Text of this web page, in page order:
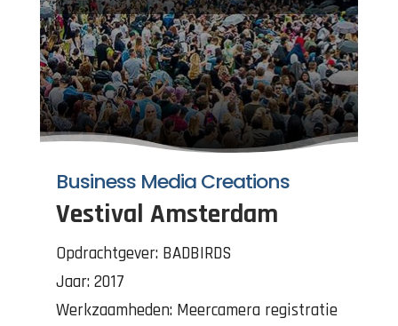
Business Media Creations
Vestival Amsterdam
Opdrachtgever: BADBIRDS
Jaar: 2017
Werkzaamheden: Meercamera registratie